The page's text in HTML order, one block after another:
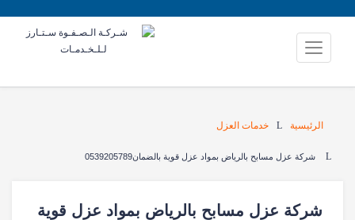
الرئيسية خدمات العزل
شركة عزل مسابح بالرياض بمواد عزل قوية بالضمان0539205789
شركة عزل مسابح بالرياض بمواد عزل قوية